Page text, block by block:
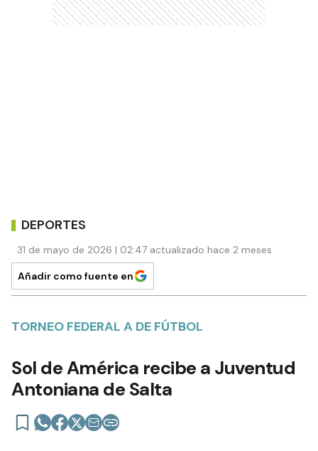
DEPORTES
31 de mayo de 2026 | 02:47 actualizado hace 2 meses
Añadir como fuente en
TORNEO FEDERAL A DE FÚTBOL
Sol de América recibe a Juventud
Antoniana de Salta